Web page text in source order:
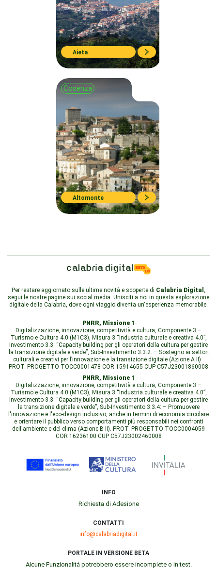
Aieta
Cosenza
Altomonte
Per restare aggiornato sulle ultime novità e scoperte di Calabria Digital
segui le nostre pagine sui social media. Unisciti a noi in questa esplorazione
digitale della Calabria, dove ogni viaggio diventa un'esperienza memorabile.
PNRR, Missione 1
Digitalizzazione, innovazione, competitività e cultura, Componente 3 –
Turismo e Cultura 4.0 (M1C3), Misura 3 “Industria culturale e creativa 4.0”,
Investimento 3.3: “Capacity building per gli operatori della cultura per gestire
la transizione digitale e verde”, Sub-Investimento 3.3.2: – Sostegno ai settori
culturali e creativi per l’innovazione e la transizione digitale (Azione A II) .
PROT. PROGETTO TOCC0001478 COR 15914655 CUP C57J23001860008
PNRR, Missione 1
Digitalizzazione, innovazione, competitività e cultura, Componente 3 –
Turismo e Cultura 4.0 (M1C3), Misura 3 “Industria culturale e creativa 4.0”,
Investimento 3.3: “Capacity building per gli operatori della cultura per gestire
la transizione digitale e verde”, Sub-Investimento 3.3.4: – Promuovere
l'innovazione e l'eco-design inclusivo, anche in termini di economia circolare
e orientare il pubblico verso comportamenti più responsabili nei confronti
dell'ambiente e del clima (Azione B II). PROT. PROGETTO TOCC0004059
COR 16236100 CUP C57J23002460008
INFO
Richiesta di Adesione
CONTATTI
info@calabriadigital.it
PORTALE IN VERSIONE BETA
Alcune Funzionalità potrebbero essere incomplete o in test.